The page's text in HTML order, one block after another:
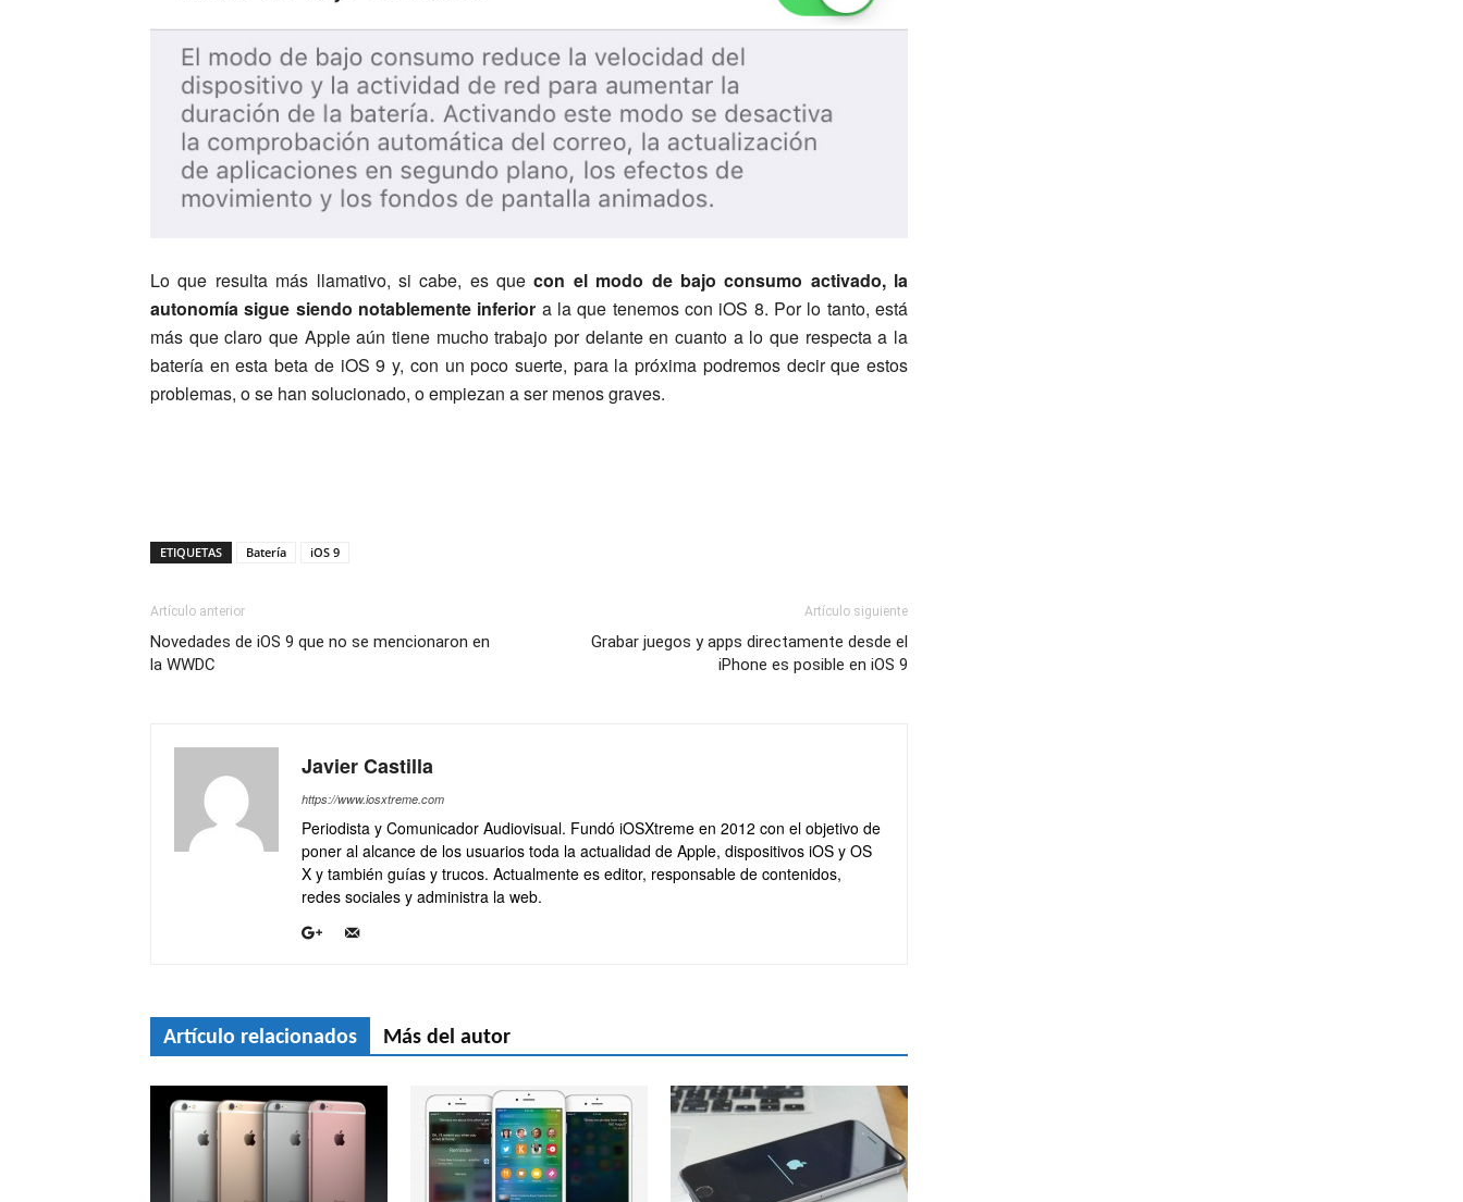
Lo que resulta más llamativo, si cabe, es que con el modo de bajo consumo activado, la
autonomía sigue siendo notablemente inferior a la que tenemos con iOS 8. Por lo tanto, está
más que claro que Apple aún tiene mucho trabajo por delante en cuanto a lo que respecta a la
batería en esta beta de iOS 9 y, con un poco suerte, para la próxima podremos decir que estos
problemas, o se han solucionado, o empiezan a ser menos graves.
ETIQUETAS Batería iOS 9
Artículo anterior
Novedades de iOS 9 que no se mencionaron en
la WWDC
Artículo siguiente
Grabar juegos y apps directamente desde el
iPhone es posible en iOS 9
Javier Castilla
https://www.iosxtreme.com
Periodista y Comunicador Audiovisual. Fundó iOSXtreme en 2012 con el objetivo de
poner al alcance de los usuarios toda la actualidad de Apple, dispositivos iOS y OS
X y también guías y trucos. Actualmente es editor, responsable de contenidos,
redes sociales y administra la web.
Artículo relacionados Más del autor